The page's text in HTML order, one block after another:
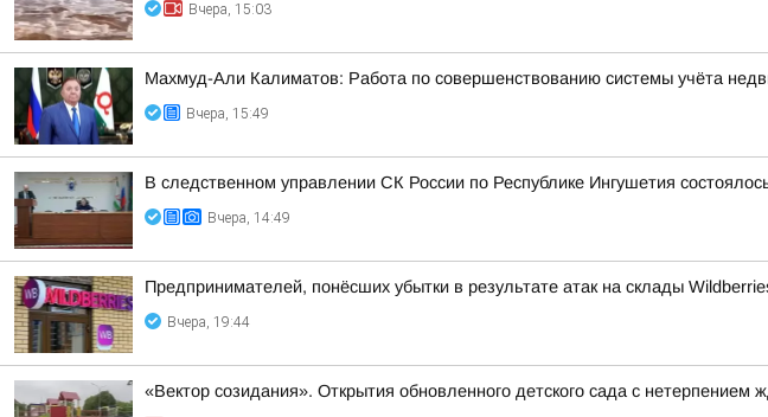
Вчера, 15:03
Махмуд-Али Калиматов: Работа по совершенствованию системы учёта
Вчера, 15:49
В следственном управлении СК России по Республике Ингушетия
Вчера, 14:49
Предпринимателей, понёсших убытки в результате атак на склады
Вчера, 19:44
«Вектор созидания». Открытия обновленного детского сада с нетерпением